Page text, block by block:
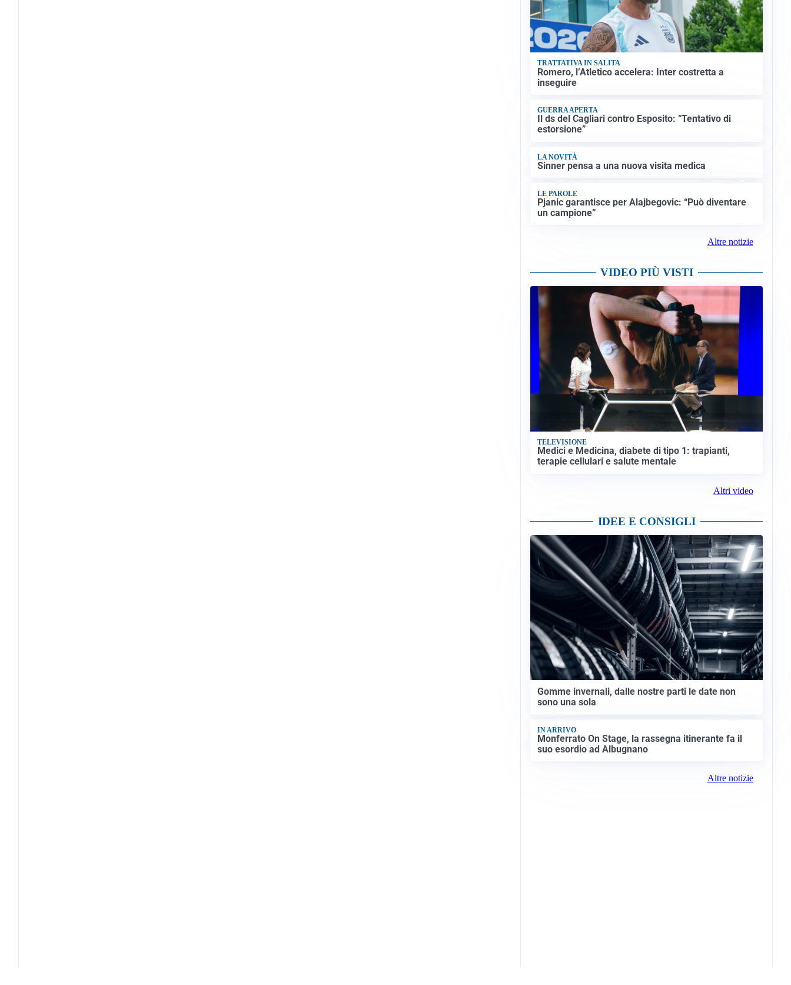
TRATTATIVA IN SALITA
Romero, l’Atletico accelera: Inter costretta a
inseguire
GUERRA APERTA
Il ds del Cagliari contro Esposito: “Tentativo di
estorsione”
LA NOVITÀ
Sinner pensa a una nuova visita medica
LE PAROLE
Pjanic garantisce per Alajbegovic: “Può diventare
un campione”
Altre notizie
VIDEO PIÙ VISTI
TELEVISIONE
Medici e Medicina, diabete di tipo 1: trapianti,
terapie cellulari e salute mentale
Altri video
IDEE E CONSIGLI
Gomme invernali, dalle nostre parti le date non
sono una sola
IN ARRIVO
Monferrato On Stage, la rassegna itinerante fa il
suo esordio ad Albugnano
Altre notizie